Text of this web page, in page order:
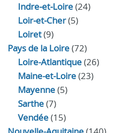
Indre‑et‑Loire(24)
Loir‑et‑Cher(5)
Loiret(9)
Pays de la Loire(72)
Loire-Atlantique(26)
Maine-et-Loire(23)
Mayenne(5)
Sarthe(7)
Vendée(15)